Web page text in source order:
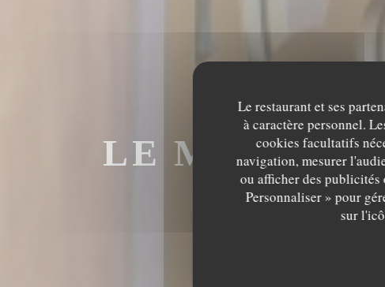
Le restaurant et ses
à caractère personnel.
cookies facultatifs
navigation, mesurer
ou afficher des publicités
Personnaliser » pour
sur
LE
LE MECHOUI